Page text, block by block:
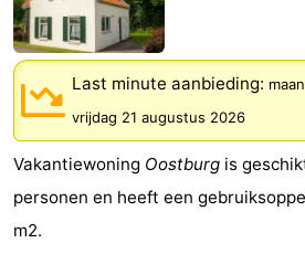
Meersee
Beach
Resort
Nieuwvliet-
-
De
Meulinge
-
EuroParcs
-
Noordzee
-
Last minute aanbieding:
vrijdag 21 augustus 2026
Vakantiewoning Oostburg is
personen en heeft een
m2.